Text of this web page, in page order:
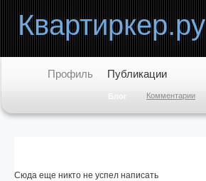
Квартиркер.ру
Профиль Публикации
Блог Комментарии
Сюда еще никто не успел написать